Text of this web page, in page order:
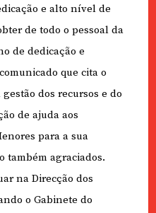
e alto nível de
de todo o pessoal da
de dedicação e
que cita o
dos recursos e do
de ajuda aos
para a sua
também agraciados.
na Direcção dos
o Gabinete do